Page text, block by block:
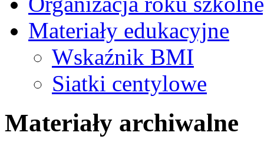
Materiały edukacyjne
Wskaźnik BMI
Siatki centylowe
Materiały archiwalne